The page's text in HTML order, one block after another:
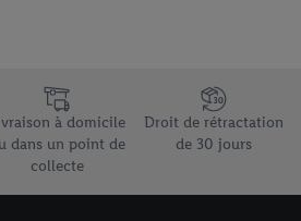
avec les différents arguments de
à domicile
dans un point de
collecte
Droit de rétractation
de 30 jours